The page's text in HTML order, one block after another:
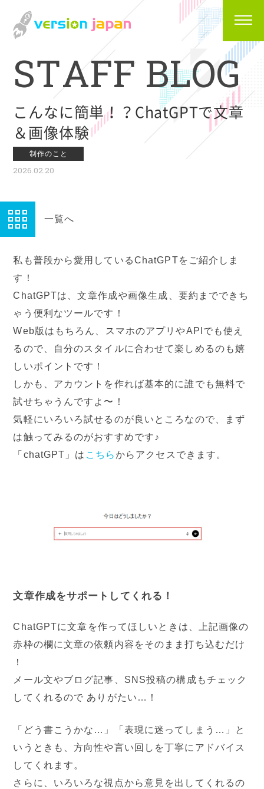
STAFF BLOG
こんなに簡単！？ChatGPTで文章
＆画像体験
制作のこと
2026.02.20
一覧へ
私も普段から愛用しているChatGPTをご紹介しま
す！
ChatGPTは、文章作成や画像生成、要約までできち
ゃう便利なツールです！
Web版はもちろん、スマホのアプリやAPIでも使え
るので、自分のスタイルに合わせて楽しめるのも嬉
しいポイントです！
しかも、アカウントを作れば基本的に誰でも無料で
試せちゃうんですよ〜！
気軽にいろいろ試せるのが良いところなので、まず
は触ってみるのがおすすめです♪
「chatGPT」は こちらからアクセスできます。
文章作成をサポートしてくれる！
ChatGPTに文章を作ってほしいときは、上記画像の
赤枠の欄に文章の依頼内容をそのまま打ち込むだけ
！
メール文やブログ記事、SNS投稿の構成もチェック
してくれるので ありがたい…！
「どう書こうかな…」「表現に迷ってしまう…」と
いうときも、方向性や言い回しを丁寧にアドバイス
してくれます。
さらに、いろいろな視点から意見を出してくれるの